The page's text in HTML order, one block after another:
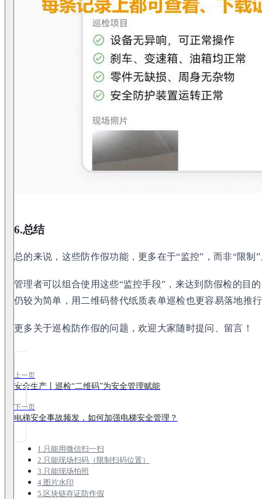
6.总结
总的来说，这些防作假功能，更多在于“监控”，而非“限制
管理者可以组合使用这些“监控手段”，来达到防假检的目
仍较为简单，用二维码替代纸质表单巡检也更容易落地推
更多关于巡检防作假的问题，欢迎大家随时提问、留言！
上一页
安全生产丨巡检“二维码”为安全管理赋能
下一页
电梯安全事故频发，如何加强电梯安全管理？
1.只能用微信扫一扫
2.只能现场扫码（限制扫码位置）
3.只能现场拍照
4.图片水印
5.区块链存证防作假